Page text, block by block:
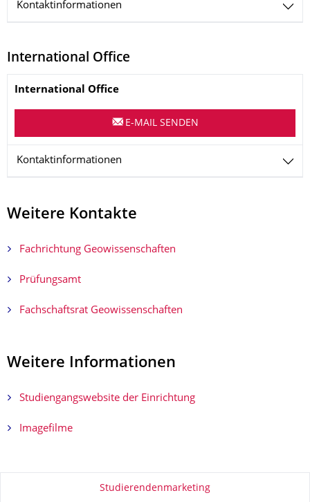
Kontaktinformationen
International Office
Name
International Office
E-MAIL SENDEN
Kontaktinformationen
Weitere Kontakte
Fachrichtung Geowissenschaften
Prüfungsamt
Fachschaftsrat Geowissenschaften
Weitere Informationen
Studiengangswebsite der Einrichtung
Imagefilme
Zu dieser SeiteStudierendenmarketing